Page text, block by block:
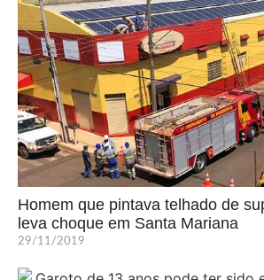
Homem que pintava telhado de
leva choque em Santa Mariana
29/11/2019